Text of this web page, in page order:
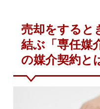
売却をすると
結ぶ「専任媒
の媒介契約と